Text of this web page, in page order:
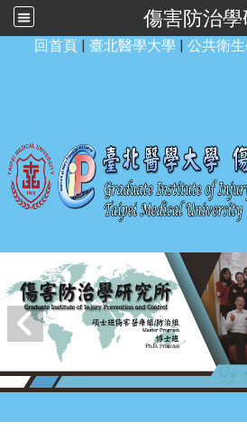
傷害防治
回首頁 | 臺北醫學大學 | 公共衛